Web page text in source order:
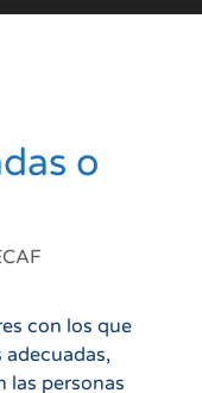
o
con los que
adecuadas,
las personas